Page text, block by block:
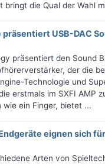
bringt die Qual der Wahl
präsentiert USB-DAC
präsentiert den Sound
der die
Technologie und
erstmals im SXFI AMP
wie ein Finger, bietet ...
eignen sich
Arten von